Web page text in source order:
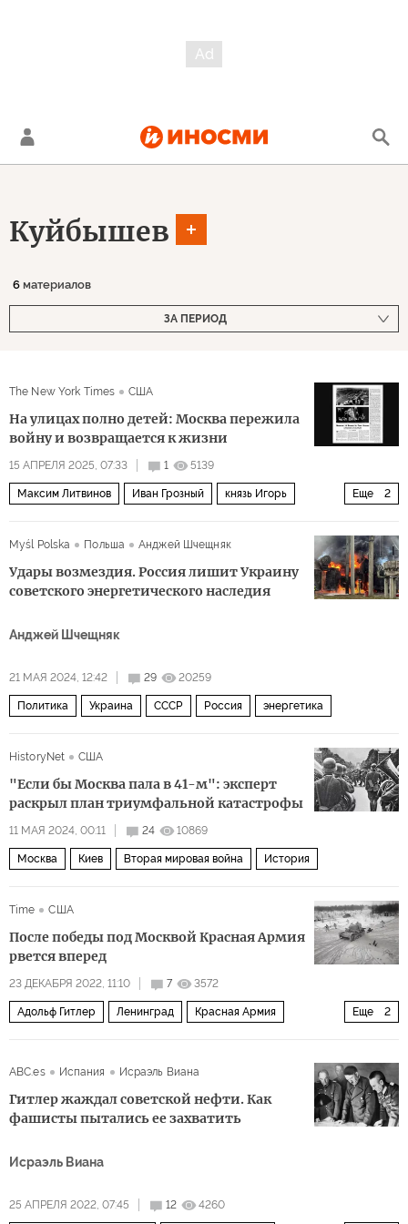
Куйбышев
6 материалов
ЗА ПЕРИОД
The New York Times США
На улицах полно детей: Москва пережила
войну и возвращается к жизни
15 АПРЕЛЯ 2025, 07:33 1 5139
Еще 2
Максим Литвинов Иван Грозный князь Игорь
Myśl Polska
Польша Анджей Шчещняк
Удары возмездия. Россия лишит Украину
советского энергетического наследия
Анджей Шчещняк
21 МАЯ 2024, 12:42 29 20259
Политика Украина СССР Россия энергетика
HistoryNet США
"Если бы Москва пала в 41-м": эксперт
раскрыл план триумфальной катастрофы
11 МАЯ 2024, 00:11 24 10869
Москва Киев Вторая мировая война История
Time США
После победы под Москвой Красная Армия
рвется вперед
23 ДЕКАБРЯ 2022, 11:10 7 3572
Еще 2
Адольф Гитлер Ленинград Красная Армия
ABC.es Испания Исраэль Виана
Гитлер жаждал советской нефти. Как
фашисты пытались ее захватить
Исраэль Виана
25 АПРЕЛЯ 2022, 07:45 12 4260